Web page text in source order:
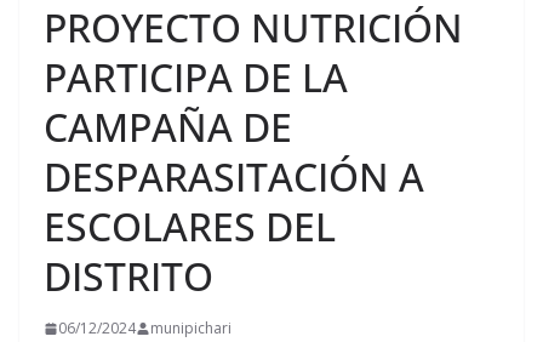
PROYECTO NUTRICIÓN
PARTICIPA DE LA
CAMPAÑA DE
DESPARASITACIÓN A
ESCOLARES DEL
DISTRITO
06/12/2024 munipichari